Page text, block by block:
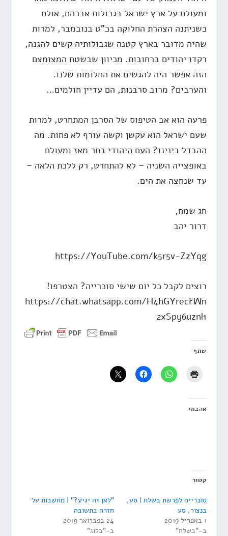
ומעולם על ארץ ישראל בגבולות אברהם, אולם
כשניתנה הצהרת החלוקה בכ"ט בנובמבר, למרות
שהיה מדובר בארץ קטנה שגבולותיה קשים להגנה,
רקדו יהודים ברחובות. מכיוון שבשטח המצומצם
הזה אפשר היה להגשים את החלומות שלנו.
והערבים? מרוב סרבנות, הם עדיין חולמים…
פרעה הוא אב הטיפוס של הסרבן המתחרט, למרות
שעם ישראל הוא עקשן וקשה עורף לא פחות. מה
ההבדל בינינו? העם היהודי בחר מאז ומעולם
באופצייה השניה – לא להתחרט, רק ללכת הלאה –
עד שנחצה את הים.
חג שמח,
דרור יהב
https://YouTube.com/k5r5v-ZzYqg
רוצים לקבל כל יום שישי סוכרייה? הצטרפו!
https://chat.whatsapp.com/H4hGYrecFWn
2xSpy6uznl1
שתף
אהבתי
קשור
סוכרייה לפרשת בשלח | סע,
בנצור, סע
1 באפריל 2019
ב-"בשלח"
"לאן זה יגיע?" | מחשבות על
חזרה בתשובה
24 בפברואר 2019
ב-"בלוג"